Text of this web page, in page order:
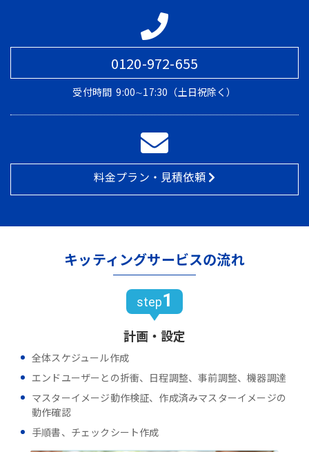
0120-972-655
受付時間 9:00∼17:30（土日祝除く）
料金プラン・見積依頼
キッティングサービスの流れ
step1
計画・設定
全体スケジュール作成
エンドユーザーとの折衝、日程調整、事前調整、機器調達
マスターイメージ動作検証、作成済みマスターイメージの
動作確認
手順書、チェックシート作成